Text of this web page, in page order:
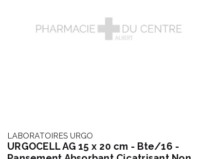
LABORATOIRES URGO
URGOCELL AG 15 x 20 cm - Bte/16 -